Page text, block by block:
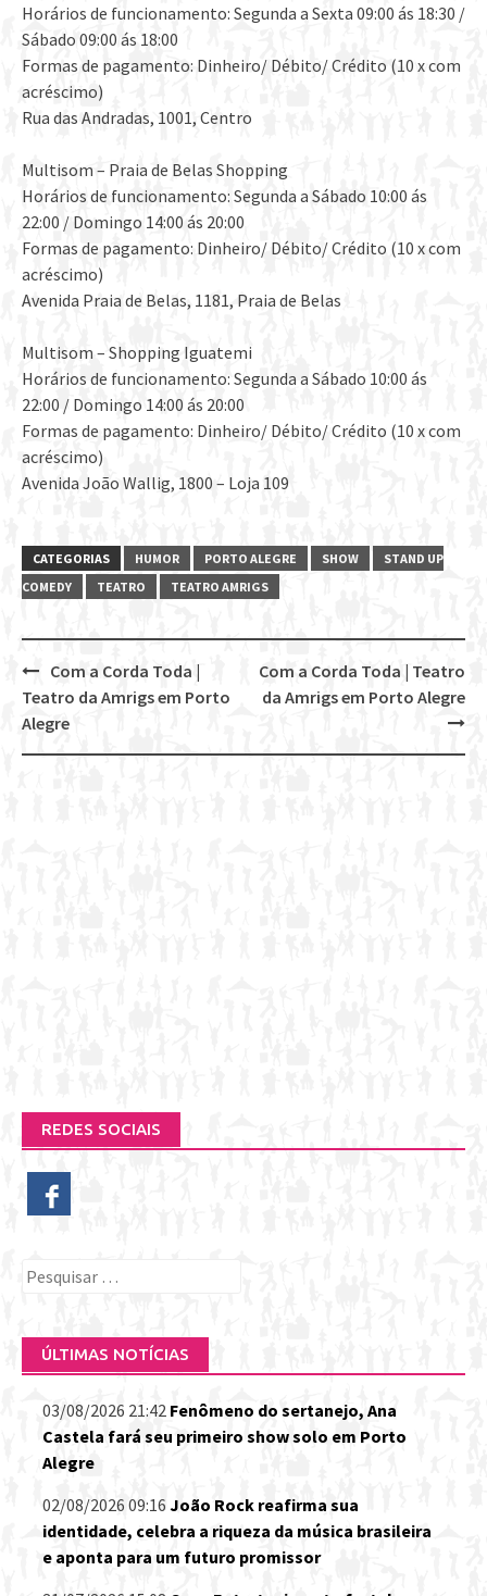
Horários de funcionamento: Segunda a Sexta 09:00 ás 18:30 /
Sábado 09:00 ás 18:00
Formas de pagamento: Dinheiro/ Débito/ Crédito (10 x com
acréscimo)
Rua das Andradas, 1001, Centro
Multisom – Praia de Belas Shopping
Horários de funcionamento: Segunda a Sábado 10:00 ás
22:00 / Domingo 14:00 ás 20:00
Formas de pagamento: Dinheiro/ Débito/ Crédito (10 x com
acréscimo)
Avenida Praia de Belas, 1181, Praia de Belas
Multisom – Shopping Iguatemi
Horários de funcionamento: Segunda a Sábado 10:00 ás
22:00 / Domingo 14:00 ás 20:00
Formas de pagamento: Dinheiro/ Débito/ Crédito (10 x com
acréscimo)
Avenida João Wallig, 1800 – Loja 109
CATEGORIAS HUMOR PORTO ALEGRE SHOW
STAND UP
COMEDY
TEATRO TEATRO AMRIGS
Post
navigation
Com a Corda Toda | Teatro
da Amrigs em Porto Alegre
Com a Corda Toda |
Teatro da Amrigs em Porto
Alegre
REDES SOCIAIS
Pesquisar
ÚLTIMAS NOTÍCIAS
03/08/2026 21:42 Fenômeno do sertanejo, Ana
Castela fará seu primeiro show solo em Porto
Alegre
02/08/2026 09:16 João Rock reafirma sua
identidade, celebra a riqueza da música brasileira
e aponta para um futuro promissor